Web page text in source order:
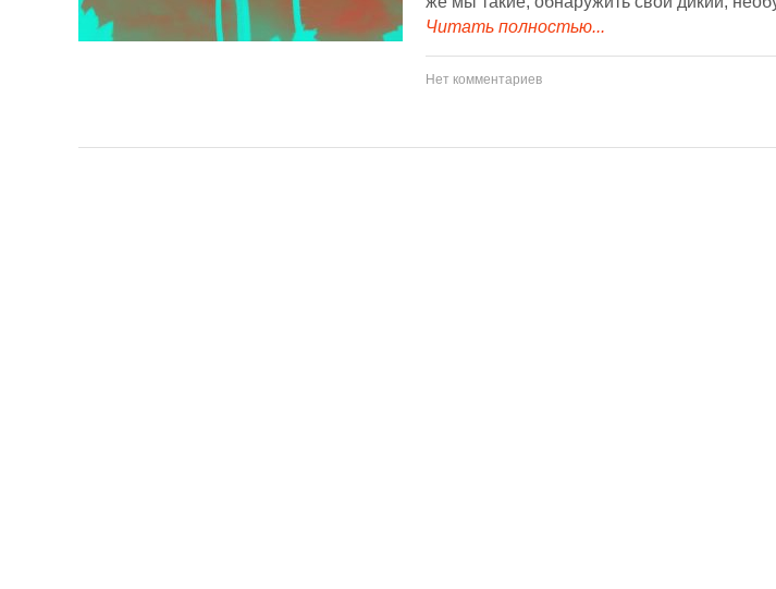
Читать полностью...
Нет комментариев